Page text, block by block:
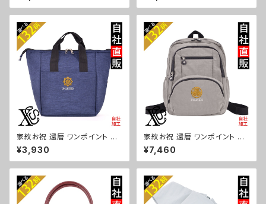
雑貨 グッズ 自社ブランド 柄 丸
木瓜 蔦 桐 ロゴ スカル ori-a-b
g181-b07-s
ディース 雑貨 グッズ 自社ブラン
菱 唐花 木瓜 蔦 桐 ロゴ スカル
ori-a-bg180-b07-s
家紋お祝 還暦 ワンポイント 刺
繍保冷保温 ランチバッグ 買い物
バッグ トートバッグ レディース
メンズ おしゃれ 雑貨 グッズ 自
巴 藤 羽 菱 唐花 木瓜 蔦 桐 ロ
ゴ スカル ori-a-bg179-b07-
s
¥3,930
家紋お祝 還暦 ワンポイント 刺
繍撥水 リュック レディース 大容
量 8ポケット ナイロン 軽量 軽
い おしゃれ 雑貨 グッズ 自社ブ
羽 菱 唐花 木瓜 蔦 桐 ロゴ スカ
ル ori-a-bg178-b07-s
¥7,460